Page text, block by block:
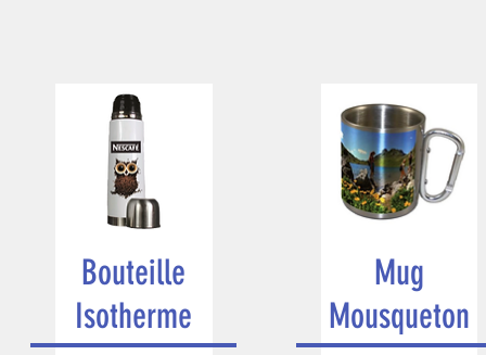
Bouteille
Isotherme
Mug
Mousqueton